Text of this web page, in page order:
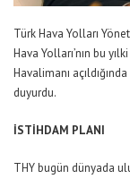
Türk Hava Yolları
Hava Yolları’nın bu
Havalimanı
duyurdu.
İSTİHDAM PLANI
THY bugün dünyada